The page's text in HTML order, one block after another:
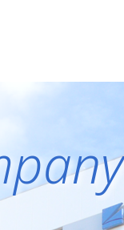
16日製品情報
01日その他お知らせ
31日サステナビリティ
06日 決算
13日 その他